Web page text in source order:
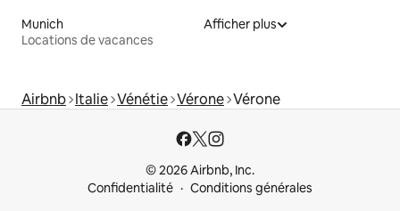
Munich
Locations de vacances
Afficher plus
Airbnb Italie Vénétie Vérone Vérone
© 2026 Airbnb, Inc.
Confidentialité
Conditions générales